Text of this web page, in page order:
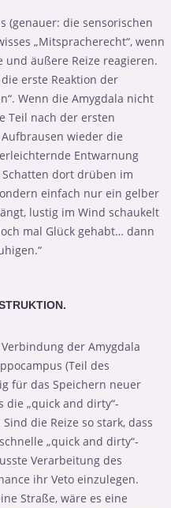
(genauer: die sensorischen
„Mitspracherecht“, wenn
äußere Reize reagieren.
erste Reaktion der
Wenn die Amygdala nicht
Teil nach der ersten
wieder die
Entwarnung
dort drüben im
einfach nur ein gelber
lustig im Wind schaukelt
mal Glück gehabt… dann
der Amygdala
(Teil des
für das Speichern neuer
die „quick and dirty“-
die Reize so stark, dass
„quick and dirty“-
Verarbeitung des
ihr Veto einzulegen.
Straße, wäre es eine